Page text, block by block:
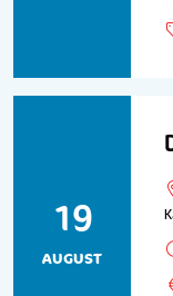
19
AUGUST